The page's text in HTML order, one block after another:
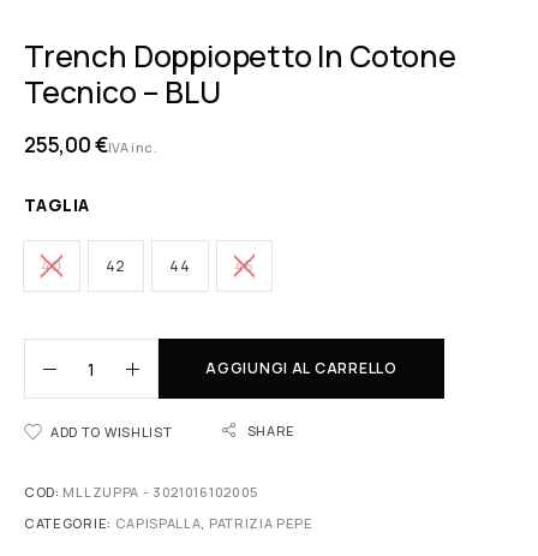
Trench Doppiopetto In Cotone
Tecnico – BLU
255,00€IVA inc.
TAGLIA
40 42 44 46
AGGIUNGI AL CARRELLO
ADD TO WISHLIST SHARE
COD: MLLZUPPA - 3021016102005
CATEGORIE: CAPISPALLA, PATRIZIA PEPE